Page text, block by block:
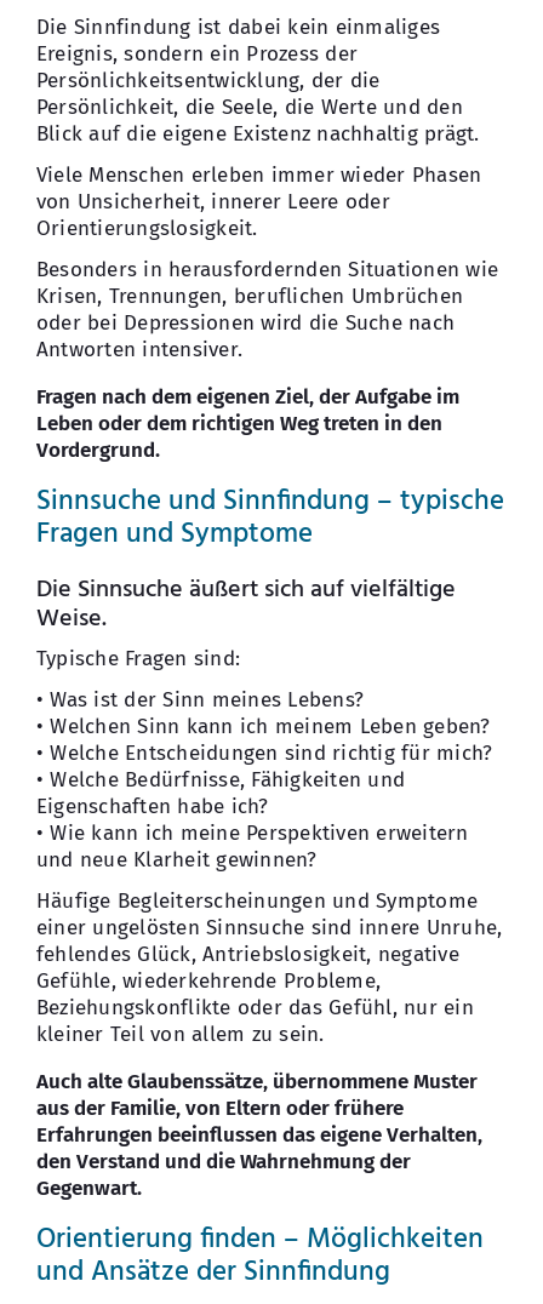
Die Sinnfindung ist dabei kein einmaliges
Ereignis, sondern ein Prozess der
Persönlichkeitsentwicklung, der die
Persönlichkeit, die Seele, die Werte und den
Blick auf die eigene Existenz nachhaltig prägt.
Viele Menschen erleben immer wieder Phasen
von Unsicherheit, innerer Leere oder
Orientierungslosigkeit.
Besonders in herausfordernden Situationen wie
Krisen, Trennungen, beruflichen Umbrüchen
oder bei Depressionen wird die Suche nach
Antworten intensiver.
Fragen nach dem eigenen Ziel, der Aufgabe im
Leben oder dem richtigen Weg treten in den
Vordergrund.
Sinnsuche und Sinnfindung – typische
Fragen und Symptome
Die Sinnsuche äußert sich auf vielfältige
Weise.
Typische Fragen sind:
• Was ist der Sinn meines Lebens?
• Welchen Sinn kann ich meinem Leben geben?
• Welche Entscheidungen sind richtig für mich?
• Welche Bedürfnisse, Fähigkeiten und
Eigenschaften habe ich?
• Wie kann ich meine Perspektiven erweitern
und neue Klarheit gewinnen?
Häufige Begleiterscheinungen und Symptome
einer ungelösten Sinnsuche sind innere Unruhe,
fehlendes Glück, Antriebslosigkeit, negative
Gefühle, wiederkehrende Probleme,
Beziehungskonflikte oder das Gefühl, nur ein
kleiner Teil von allem zu sein.
Auch alte Glaubenssätze, übernommene Muster
aus der Familie, von Eltern oder frühere
Erfahrungen beeinflussen das eigene Verhalten,
den Verstand und die Wahrnehmung der
Gegenwart.
Orientierung finden – Möglichkeiten
und Ansätze der Sinnfindung